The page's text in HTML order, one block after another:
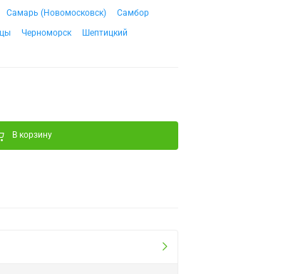
Самарь (Новомосковск)
Самбор
Черноморск Шептицкий
В корзину